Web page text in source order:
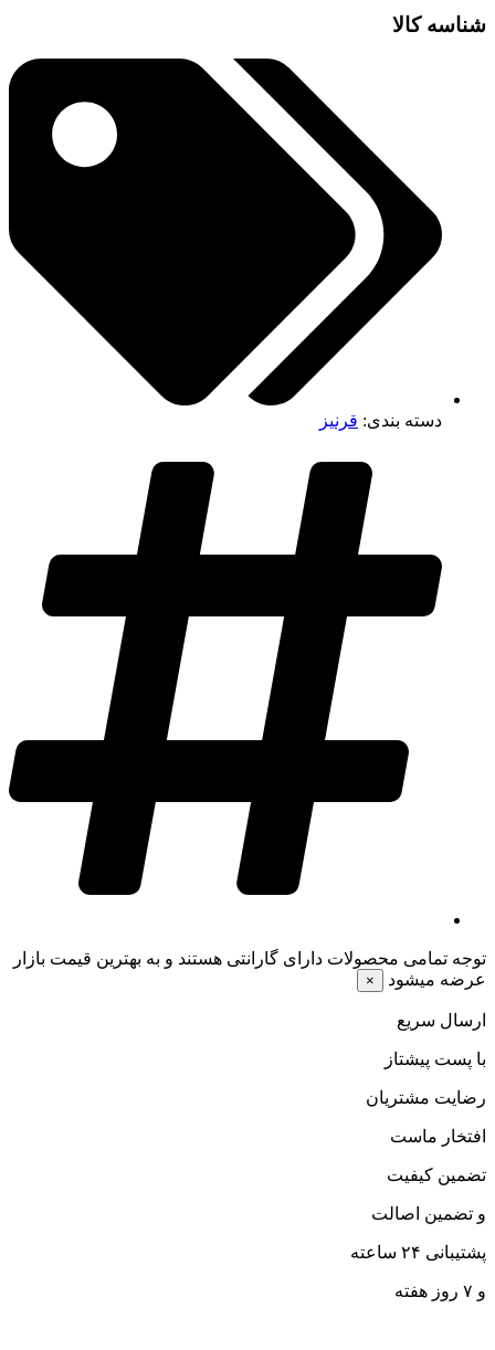
شناسه کالا
دسته بندی: قرنیز
توجه تمامی محصولات دارای گارانتی هستند و به بهترین قیمت بازار
عرضه میشود
×
ارسال سریع
با پست پیشتاز
رضایت مشتریان
افتخار ماست
تضمین کیفیت
و تضمین اصالت
پشتیبانی ۲۴ ساعته
و ۷ روز هفته